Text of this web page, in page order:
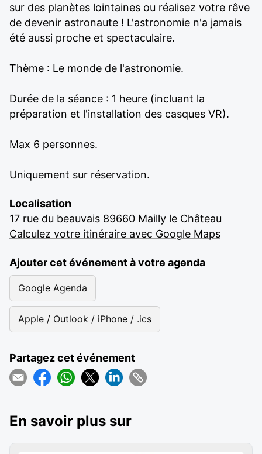
sur des planètes lointaines ou réalisez votre rêve
de devenir astronaute ! L'astronomie n'a jamais
été aussi proche et spectaculaire.
Thème : Le monde de l'astronomie.
Durée de la séance : 1 heure (incluant la
préparation et l'installation des casques VR).
Max 6 personnes.
Uniquement sur réservation.
Localisation
17 rue du beauvais 89660 Mailly le Château
Calculez votre itinéraire avec Google Maps
Ajouter cet événement à votre agenda
Google Agenda
Apple / Outlook / iPhone / .ics
Partagez cet événement
En savoir plus sur